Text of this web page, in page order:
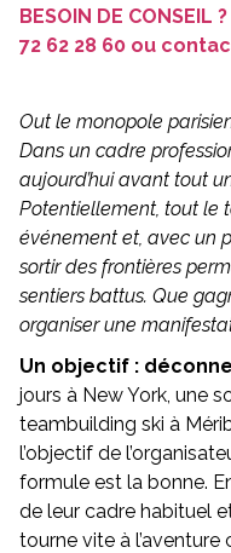
BESOIN DE
72 62 28 60 ou
Out le monopole
Dans un cadre
aujourd’hui avant tout
Potentiellement, tout le
événement et, avec un
sortir des frontières
sentiers battus. Que
organiser une
Un objectif :
jours à New York, une
teambuilding ski à
l’objectif de
formule est la bonne.
de leur cadre habituel
tourne vite à